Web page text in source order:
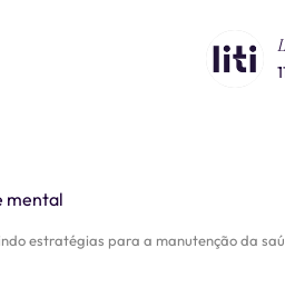
estratégias para a manutenção da